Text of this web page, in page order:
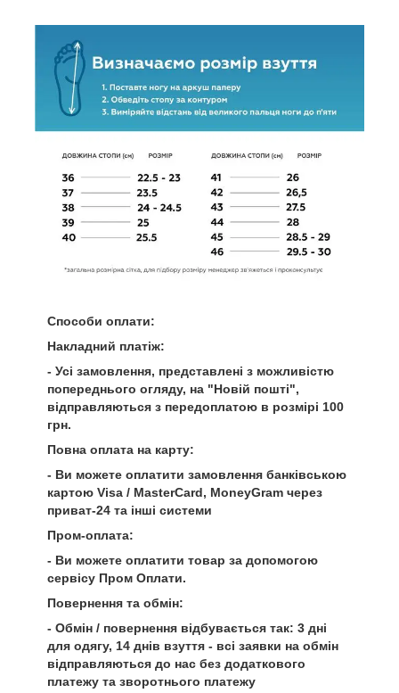
Способи оплати:
Накладний платіж:
- Усі замовлення, представлені з можливістю
попереднього огляду, на "Новій пошті",
відправляються з передоплатою в розмірі 100
грн.
Повна оплата на карту:
- Ви можете оплатити замовлення банківською
картою Visa / MasterCard, MoneyGram через
приват-24 та інші системи
Пром-оплата:
- Ви можете оплатити товар за допомогою
сервісу Пром Оплати.
Повернення та обмін:
- Обмін / повернення відбувається так: 3 дні
для одягу, 14 днів взуття - всі заявки на обмін
відправляються до нас без додаткового
платежу та зворотнього платежу